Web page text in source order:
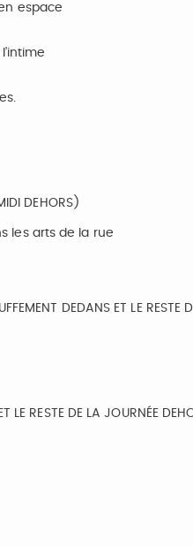
espace
DEHORS)
les arts de la rue
DEDANS ET LE RESTE
LE RESTE DE LA JOURNÉE